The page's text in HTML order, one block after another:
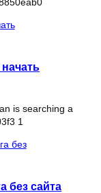
без сайта